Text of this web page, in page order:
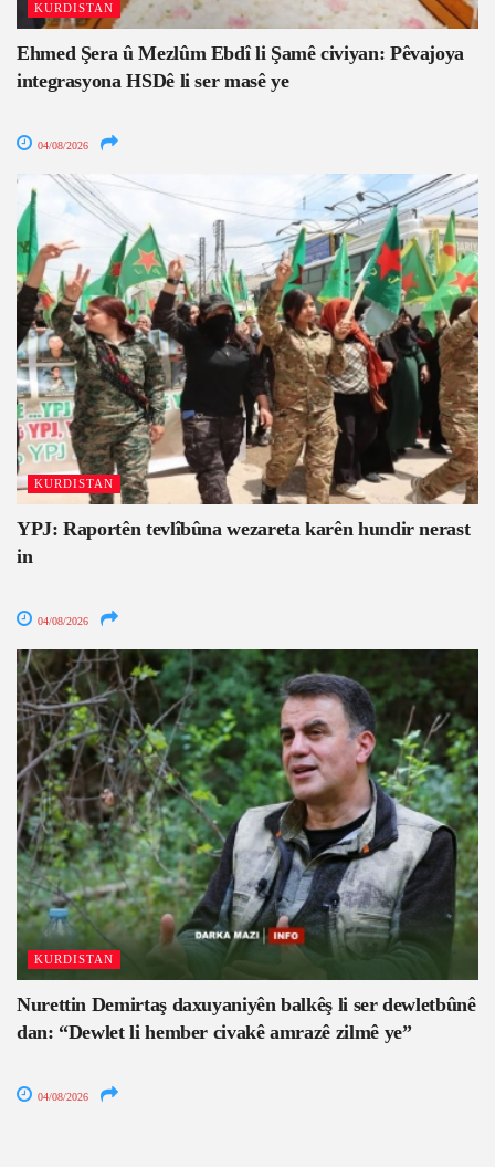
KURDISTAN
Ehmed Şera û Mezlûm Ebdî li Şamê civiyan: Pêvajoya
integrasyona HSDê li ser masê ye
04/08/2026
KURDISTAN
YPJ: Raportên tevlîbûna wezareta karên hundir nerast
in
04/08/2026
KURDISTAN
Nurettin Demirtaş daxuyaniyên balkêş li ser dewletbûnê
dan: “Dewlet li hember civakê amrazê zilmê ye”
04/08/2026